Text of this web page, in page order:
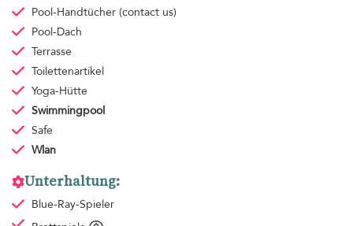
Pool-Handtücher (contact us)
Pool-Dach
Terrasse
Toilettenartikel
Yoga-Hütte
Swimmingpool
Safe
Wlan
Unterhaltung:
Blue-Ray-Spieler